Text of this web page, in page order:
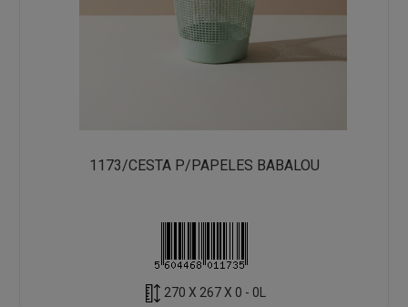
1173/CESTA P/PAPELES BABALOU
270 X 267 X 0 - 0L